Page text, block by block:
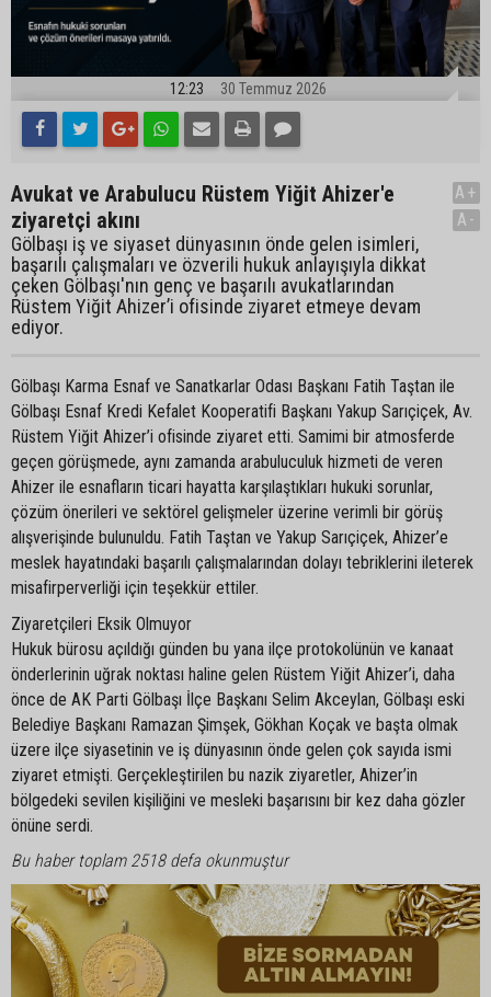
12:23 30 Temmuz 2026
Avukat ve Arabulucu Rüstem Yiğit Ahizer'e
ziyaretçi akını
Gölbaşı iş ve siyaset dünyasının önde gelen isimleri,
başarılı çalışmaları ve özverili hukuk anlayışıyla dikkat
çeken Gölbaşı'nın genç ve başarılı avukatlarından
Rüstem Yiğit Ahizer’i ofisinde ziyaret etmeye devam
ediyor.
A+
A-
Gölbaşı Karma Esnaf ve Sanatkarlar Odası Başkanı Fatih Taştan ile
Gölbaşı Esnaf Kredi Kefalet Kooperatifi Başkanı Yakup Sarıçiçek, Av.
Rüstem Yiğit Ahizer’i ofisinde ziyaret etti. Samimi bir atmosferde
geçen görüşmede, aynı zamanda arabuluculuk hizmeti de veren
Ahizer ile esnafların ticari hayatta karşılaştıkları hukuki sorunlar,
çözüm önerileri ve sektörel gelişmeler üzerine verimli bir görüş
alışverişinde bulunuldu. Fatih Taştan ve Yakup Sarıçiçek, Ahizer’e
meslek hayatındaki başarılı çalışmalarından dolayı tebriklerini ileterek
misafirperverliği için teşekkür ettiler.
Ziyaretçileri Eksik Olmuyor
Hukuk bürosu açıldığı günden bu yana ilçe protokolünün ve kanaat
önderlerinin uğrak noktası haline gelen Rüstem Yiğit Ahizer’i, daha
önce de AK Parti Gölbaşı İlçe Başkanı Selim Akceylan, Gölbaşı eski
Belediye Başkanı Ramazan Şimşek, Gökhan Koçak ve başta olmak
üzere ilçe siyasetinin ve iş dünyasının önde gelen çok sayıda ismi
ziyaret etmişti. Gerçekleştirilen bu nazik ziyaretler, Ahizer’in
bölgedeki sevilen kişiliğini ve mesleki başarısını bir kez daha gözler
önüne serdi.
Bu haber toplam 2518 defa okunmuştur